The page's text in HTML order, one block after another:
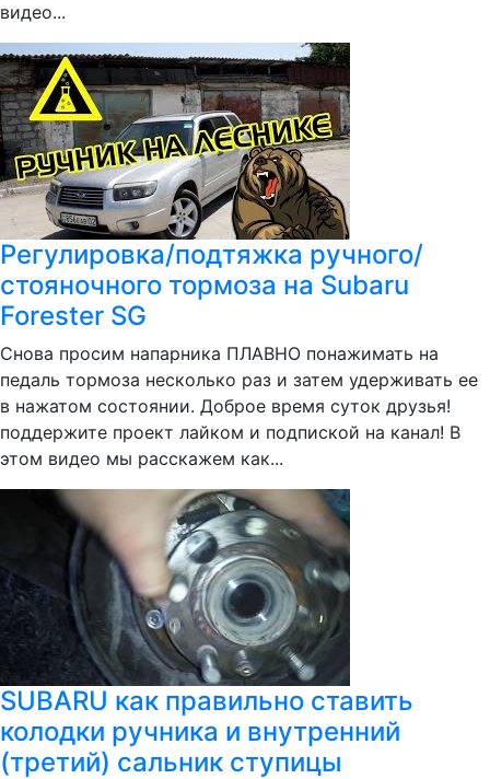
видео...
Регулировка/подтяжка ручного/
стояночного тормоза на Subaru
Forester SG
Снова просим напарника ПЛАВНО понажимать на
педаль тормоза несколько раз и затем удерживать ее
в нажатом состоянии. Доброе время суток друзья!
поддержите проект лайком и подпиской на канал! В
этом видео мы расскажем как...
SUBARU как правильно ставить
колодки ручника и внутренний
(третий) сальник ступицы